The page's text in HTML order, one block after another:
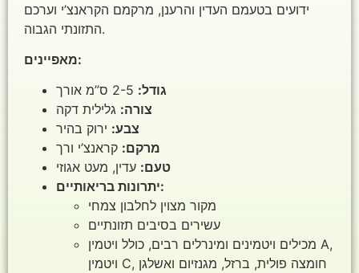
ידועים בטעמם העדין והרענן, מרקמם הקראנצ’י וערכם
התזונתי הגבוה.
מאפיינים:
גודל:
צורה: גלילית דקה
צבע: ירוק בהיר
מרקם: קראנצ’י ורך
טעם: עדין, מעט אגוזי
יתרונות בריאותיים:
מקור מצוין לחלבון צמחי
עשירים בסיבים תזונתיים
מכילים ויטמינים ומינרלים רבים, כולל ויטמין A,
ויטמין C, חומצה פולית, ברזל, מגנזיום ואשלגן